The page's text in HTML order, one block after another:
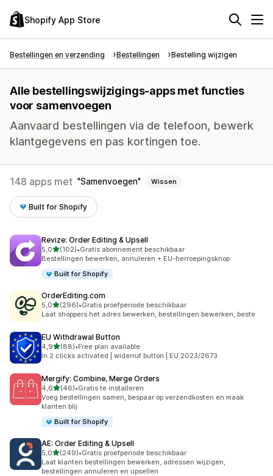
Shopify App Store
Bestellingen en verzending Bestellingen Bestelling wijzigen
Alle bestellingswijzigings-apps met functies
voor samenvoegen
Aanvaard bestellingen via de telefoon, bewerk
klantgegevens en pas kortingen toe.
148 apps met Samenvoegen Wissen
Built for Shopify
Revize: Order Editing & Upsell
5,0van 5 sterren
(102)
102 recensies in totaal
•Gratis abonnement beschikbaar
Bestellingen bewerken, annuleren + EU-herroepingsknop
Built for Shopify
OrderEditing.com
5,0van 5 sterren
(296)
296 recensies in totaal
•Gratis proefperiode beschikbaar
Laat shoppers het adres bewerken, bestellingen bewerken, beste
EU Withdrawal Button
4,9van 5 sterren
(88)
88 recensies in totaal
•Free plan available
In 2 clicks activated | widerruf button | EU 2023/2673
Mergify: Combine, Merge Orders
4,6van 5 sterren
(46)
46 recensies in totaal
•Gratis te installeren
Voeg bestellingen samen, bespaar op verzendkosten en maak
klanten blij
Built for Shopify
AE: Order Editing & Upsell
5,0van 5 sterren
(249)
249 recensies in totaal
•Gratis proefperiode beschikbaar
Laat klanten bestellingen bewerken, adressen wijzigen,
bestellingen annuleren en upsellen